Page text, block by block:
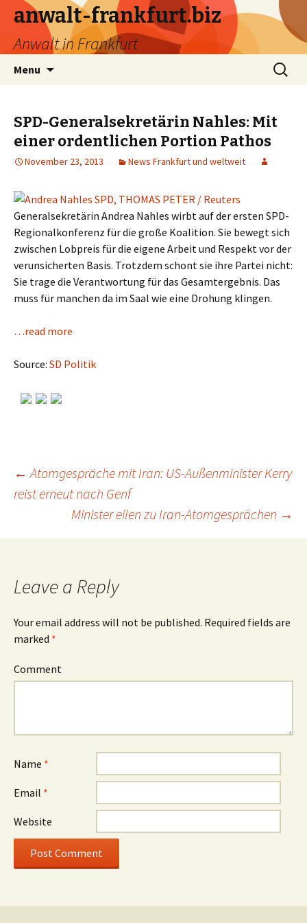
anwalt-frankfurt.biz
Anwalt in Frankfurt
Menu
Search
for:
SPD-Generalsekretärin Nahles: Mit
einer ordentlichen Portion Pathos
November 23, 2013 News Frankfurt und weltweit
Generalsekretärin Andrea Nahles wirbt auf der ersten SPD-
Regionalkonferenz für die große Koalition. Sie bewegt sich
zwischen Lobpreis für die eigene Arbeit und Respekt vor der
verunsicherten Basis. Trotzdem schont sie ihre Partei nicht:
Sie trage die Verantwortung für das Gesamtergebnis. Das
muss für manchen da im Saal wie eine Drohung klingen.
…read more
Source: SD Politik
Post
navigation
← Atomgespräche mit Iran: US-Außenminister Kerry
reist erneut nach Genf
Minister eilen zu Iran-Atomgesprächen →
Leave a Reply
Your email address will not be published. Required fields are
marked *
Comment
Name *
Email *
Website